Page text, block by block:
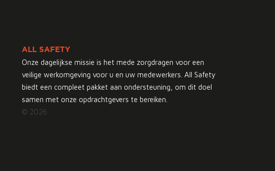
ALL SAFETY
Onze dagelijkse missie is het mede zorgdragen voor een
veilige werkomgeving voor u en uw medewerkers. All Safety
biedt een compleet pakket aan ondersteuning, om dit doel
samen met onze opdrachtgevers te bereiken.
© 2026